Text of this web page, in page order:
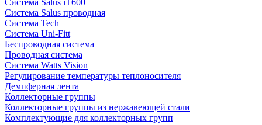
Система Salus проводная
Система Tech
Система Uni-Fitt
Беспроводная система
Проводная система
Система Watts Vision
Регулирование температуры теплоносителя
Демпферная лента
Коллекторные группы
Коллекторные группы из нержавеющей стали
Комплектующие для коллекторных групп